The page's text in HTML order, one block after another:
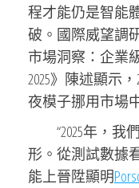
程才能仍是智能
破。國際威望調
市場洞察：企業
2025》陳述顯示
夜模子挪用市場
“2025年，
形。從測試數據
能上晉陞顯明